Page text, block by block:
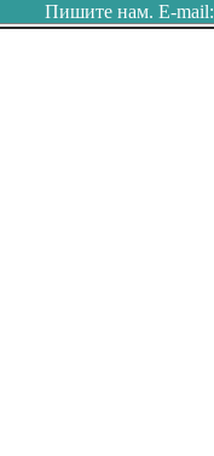
Пишите нам. E-